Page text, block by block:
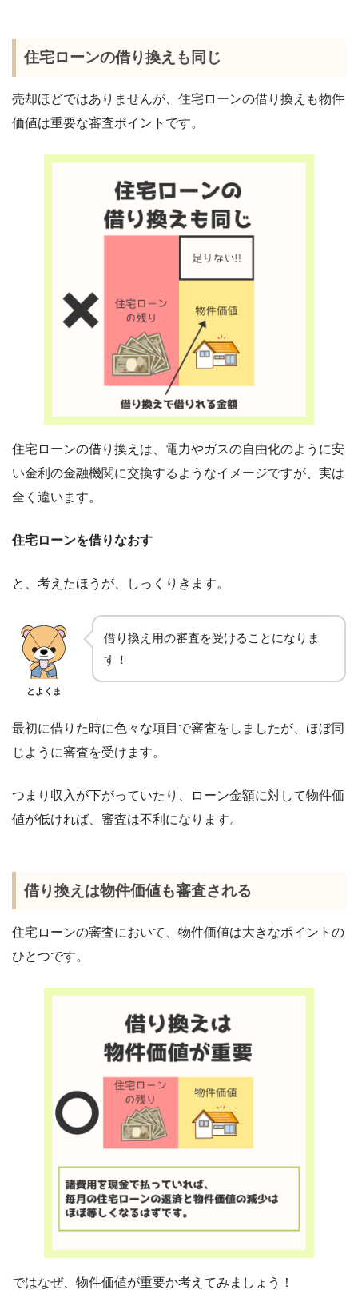
住宅ローンの借り換えも同じ
売却ほどではありませんが、住宅ローンの借り換えも物件
価値は重要な審査ポイントです。
住宅ローンの借り換えは、電力やガスの自由化のように安
い金利の金融機関に交換するようなイメージですが、実は
全く違います。
住宅ローンを借りなおす
と、考えたほうが、しっくりきます。
とよくま
借り換え用の審査を受けることになりま
す！
最初に借りた時に色々な項目で審査をしましたが、ほぼ同
じように審査を受けます。
つまり収入が下がっていたり、ローン金額に対して物件価
値が低ければ、審査は不利になります。
借り換えは物件価値も審査される
住宅ローンの審査において、物件価値は大きなポイントの
ひとつです。
ではなぜ、物件価値が重要か考えてみましょう！